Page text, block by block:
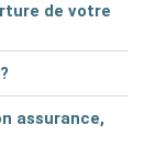
de votre
assurance,